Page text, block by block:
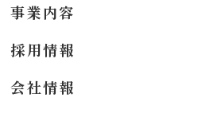
事業内容
採用情報
会社情報